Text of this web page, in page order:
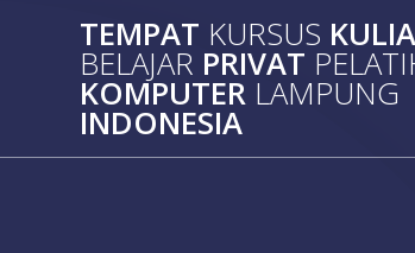
TEMPAT KURSUS
BELAJAR PRIVAT
KOMPUTER LAMPUNG
INDONESIA